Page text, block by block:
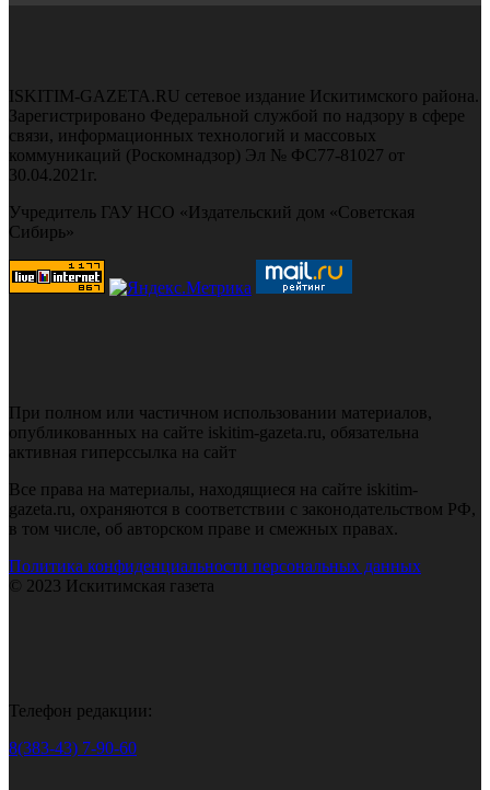
ISKITIM-GAZETA.RU сетевое издание Искитимского района.
Зарегистрировано Федеральной службой по надзору в сфере
связи, информационных технологий и массовых
коммуникаций (Роскомнадзор) Эл № ФС77-81027 от
30.04.2021г.
Учредитель ГАУ НСО «Издательский дом «Советская
Сибирь»
При полном или частичном использовании материалов,
опубликованных на сайте iskitim-gazeta.ru, обязательна
активная гиперссылка на сайт
Все права на материалы, находящиеся на сайте iskitim-
gazeta.ru, охраняются в соответствии с законодательством РФ,
в том числе, об авторском праве и смежных правах.
Политика конфиденциальности персональных данных
© 2023 Искитимская газета
Телефон редакции:
8(383-43) 7-90-60